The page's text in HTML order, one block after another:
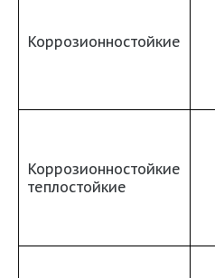
Коррозионностойкие
Коррозионностойкие
теплостойкие